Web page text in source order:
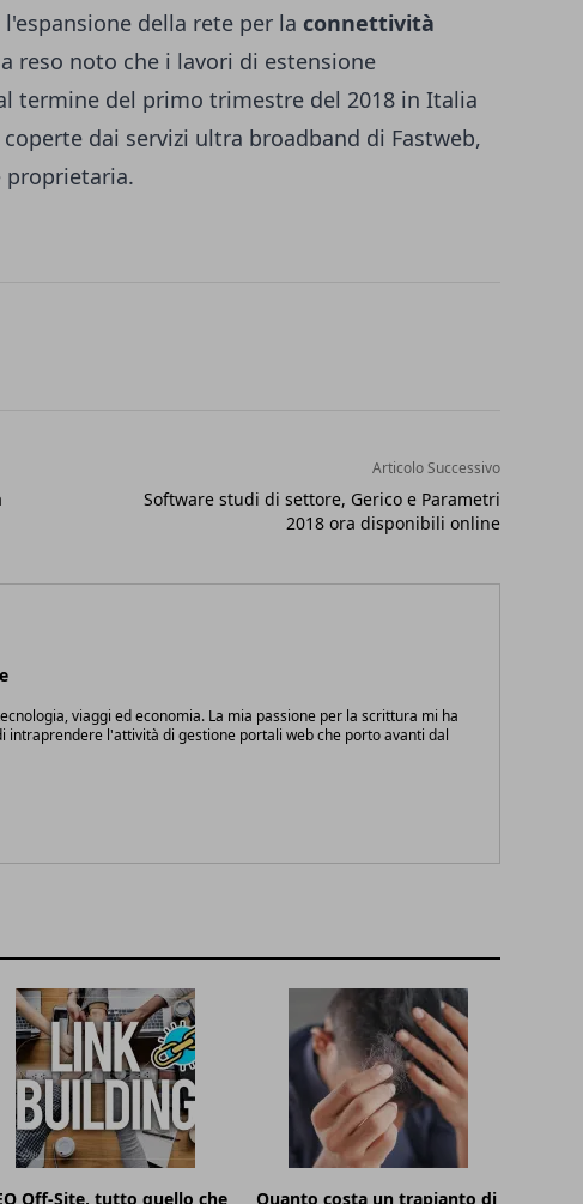
della rete per la connettività
reso noto che i lavori di estensione
termine del primo trimestre del 2018 in Italia
dai servizi ultra broadband di Fastweb,
proprietaria.
Articolo Successivo
Software studi di settore, Gerico e Parametri
2018 ora disponibili online
viaggi ed economia. La mia passione per la scrittura mi ha
intraprendere l'attività di gestione portali web che porto avanti dal
Off-Site, tutto quello che Quanto costa un trapianto di